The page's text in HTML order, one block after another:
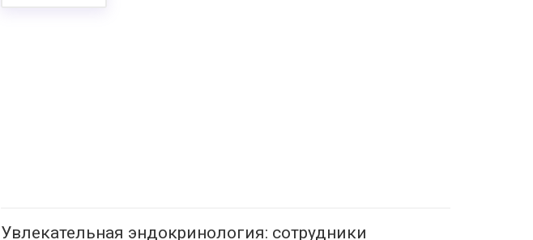
Увлекательная эндокринология: сотрудники